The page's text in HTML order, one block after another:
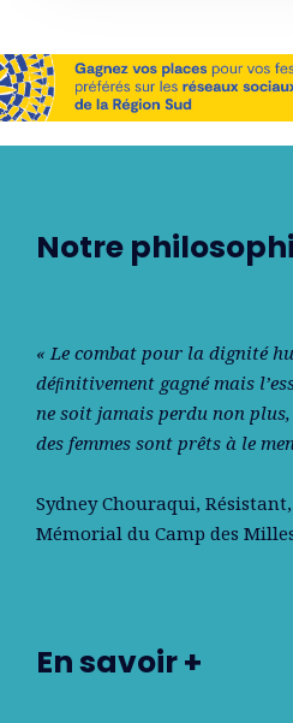
Notre
« Le combat pour la dignité
déﬁnitivement gagné mais
ne soit jamais perdu non
des femmes sont prêts à le
Sydney Chouraqui,
Mémorial du Camp des
En savoir +